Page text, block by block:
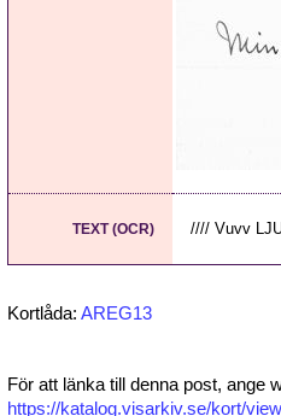
TEXT (OCR) //// Vuvv
Kortlåda: AREG13
För att länka till denna post, ange
https://katalog.visarkiv.se/kort/